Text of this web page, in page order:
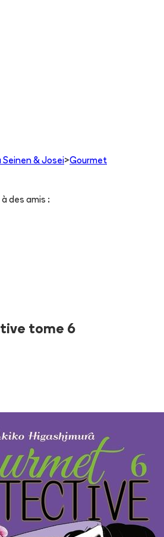
Seinen & Josei>Gourmet
des amis :
tome 6